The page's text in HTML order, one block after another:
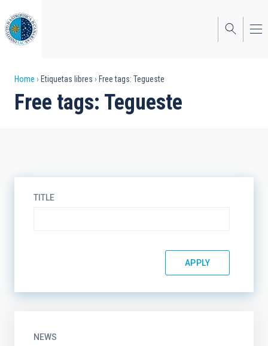
to
main
content
Breadcrumb
Home Etiquetas libres Free tags: Tegueste
Free tags: Tegueste
TITLE
NEWS